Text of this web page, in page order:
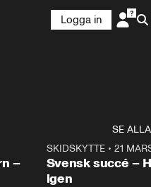
Logga in
SE ALLA
–
SKIDSKYTTE• 21
Svensk succé –
igen